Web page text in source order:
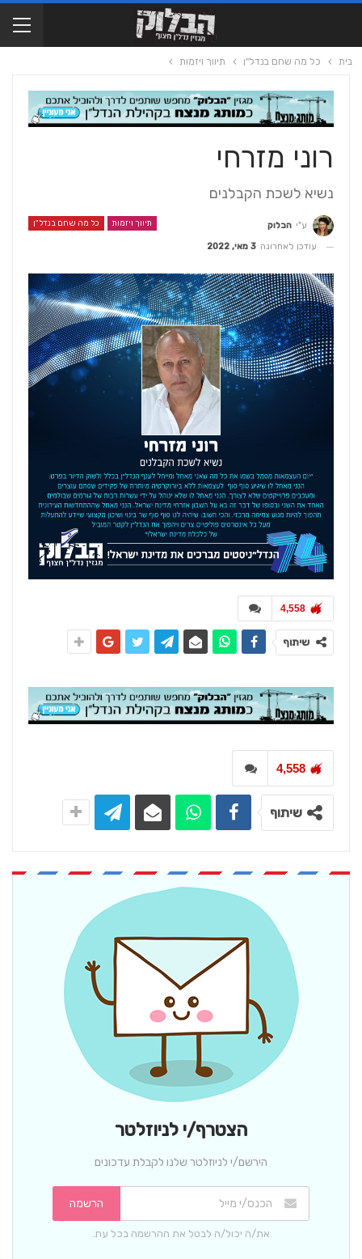
בית כל מה שחם בנדל"ן תיווך ויזמות
רוני מזרחי
נשיא לשכת הקבלנים
תיווך ויזמות כל מה שחם בנדל"ן ע"י הבלוק
עודכן לאחרונה 3 מאי, 2022
4,558
שיתוף
4,558
שיתוף
הצטרף/י לניוזלטר
הירשם/י לניוזלטר שלנו לקבלת עדכונים
הרשמה
את/ה יכול/ה לבטל את ההרשמה בכל עת.